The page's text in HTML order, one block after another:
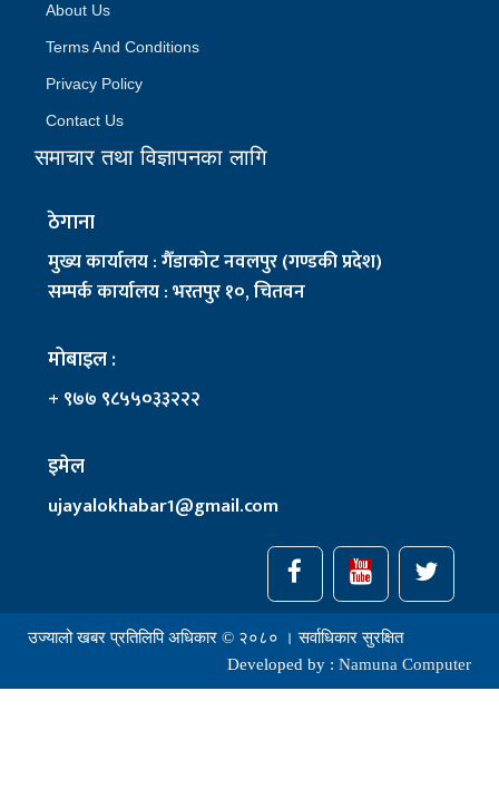
About Us
Terms And Conditions
Privacy Policy
Contact Us
समाचार तथा विज्ञापनका लागि
ठेगाना
मुख्य कार्यालय : गैँडाकोट नवलपुर (गण्डकी प्रदेश)
सम्पर्क कार्यालय : भरतपुर १०, चितवन
मोबाइल :
+ ९७७ ९८५५०३३२२२
इमेल
ujayalokhabar1@gmail.com
उज्यालो खबर प्रतिलिपि अधिकार © २०८० । सर्वाधिकार सुरक्षित
Developed by : Namuna Computer